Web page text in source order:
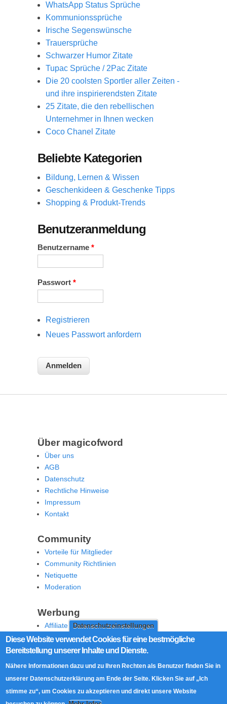
Datenschutzeinstellungen
Diese Website verwendet Cookies für eine bestmögliche
Bereitstellung unserer Inhalte und Dienste.
Nähere Informationen dazu und zu Ihren Rechten als Benutzer finden Sie in
unserer Datenschutzerklärung am Ende der Seite. Klicken Sie auf „Ich
stimme zu“, um Cookies zu akzeptieren und direkt unsere Website
WhatsApp Status Sprüche
Kommunionssprüche
Irische Segenswünsche
Trauersprüche
Schwarzer Humor Zitate
Tupac Sprüche / 2Pac Zitate
Die 20 coolsten Sportler aller Zeiten -
und ihre inspirierendsten Zitate
25 Zitate, die den rebellischen
Unternehmer in Ihnen wecken
Coco Chanel Zitate
Beliebte Kategorien
Bildung, Lernen & Wissen
Geschenkideen & Geschenke Tipps
Shopping & Produkt-Trends
Benutzeranmeldung
Benutzername *
Passwort *
Registrieren
Neues Passwort anfordern
Über magicofword
Über uns
AGB
Datenschutz
Rechtliche Hinweise
Impressum
Kontakt
Community
Vorteile für Mitglieder
Community Richtlinien
Netiquette
Moderation
Werbung
Affiliate Offenlegung
Werben Sie auf MoW
Social Media
RSS Feed
Facebook